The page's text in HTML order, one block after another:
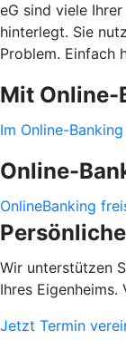
eG sind viele
hinterlegt. Sie
Problem. Einfach
Mit Online-
Im Online-
Online-
OnlineBanking
Wir unterstützen
Ihres Eigenheims.
Jetzt Termin